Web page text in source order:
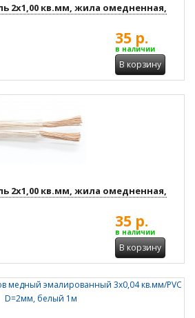
2x1,00 кв.мм, жила омедненная,
35 р.
в наличии
В корзину
2x1,00 кв.мм, жила омедненная,
35 р.
в наличии
В корзину